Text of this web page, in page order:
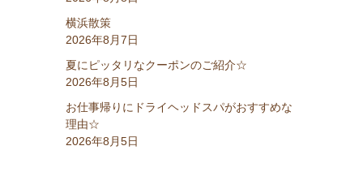
横浜散策
2026年8月7日
夏にピッタリなクーポンのご紹介☆
2026年8月5日
お仕事帰りにドライヘッドスパがおすすめな
理由☆
2026年8月5日